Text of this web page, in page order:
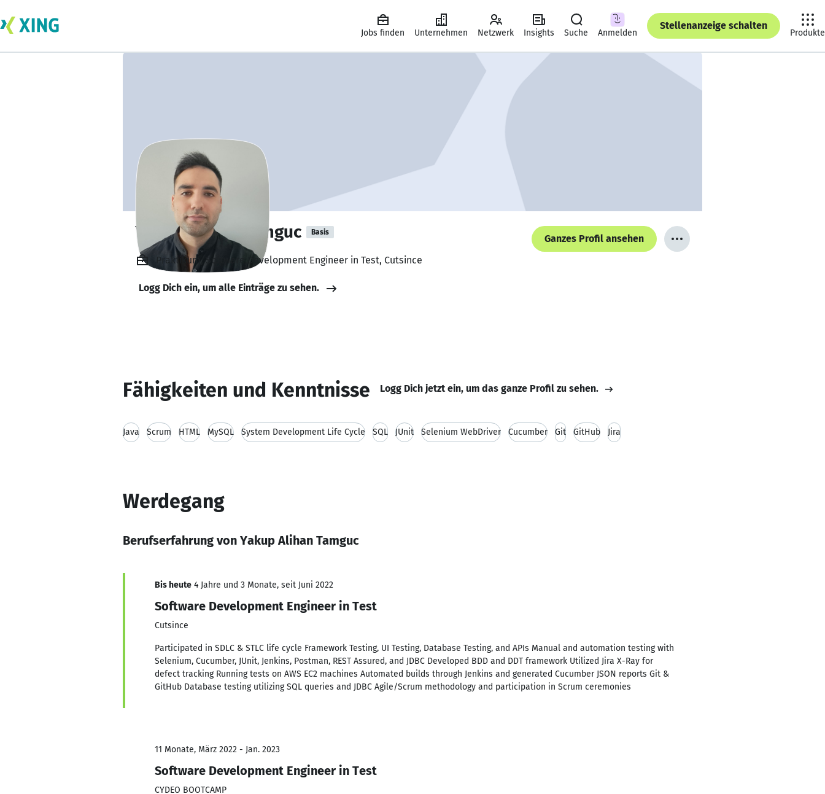
Jobs finden Unternehmen Netzwerk Insights Suche Anmelden
Stellenanzeige schalten
Produkte
Yakup Alihan Tamguc Basis
Ganzes Profil ansehen
Praktikum, Software Development Engineer in Test, Cutsince
Logg Dich ein, um alle Einträge zu sehen.
Fähigkeiten und Kenntnisse Logg Dich jetzt ein, um das ganze Profil zu sehen.
Java Scrum HTML MySQL System Development Life Cycle SQL JUnit Selenium WebDriver Cucumber Git GitHub Jira
Werdegang
Berufserfahrung von Yakup Alihan Tamguc
Bis heute 4 Jahre und 3 Monate, seit Juni 2022
Software Development Engineer in Test
Cutsince
Participated in SDLC & STLC life cycle Framework Testing, UI Testing, Database Testing, and APIs Manual and automation testing with
Selenium, Cucumber, JUnit, Jenkins, Postman, REST Assured, and JDBC Developed BDD and DDT framework Utilized Jira X-Ray for
defect tracking Running tests on AWS EC2 machines Automated builds through Jenkins and generated Cucumber JSON reports Git &
GitHub Database testing utilizing SQL queries and JDBC Agile/Scrum methodology and participation in Scrum ceremonies
11 Monate, März 2022 - Jan. 2023
Software Development Engineer in Test
CYDEO BOOTCAMP